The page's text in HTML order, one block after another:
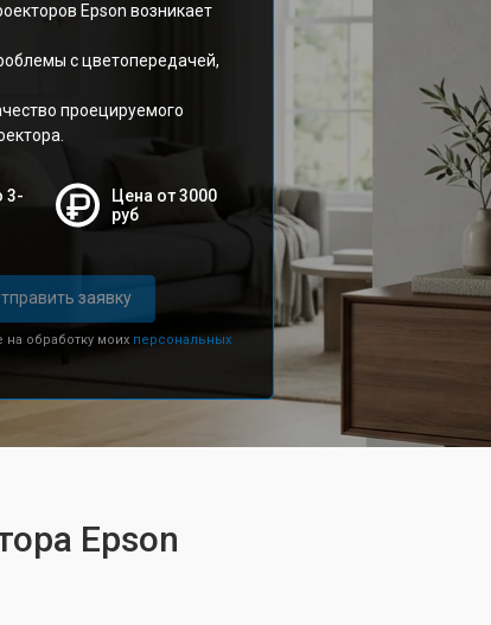
Epson возникает
с цветопередачей,
проецируемого
3-
Цена от 3000
руб
заявку
обработку моих персональных
Epson